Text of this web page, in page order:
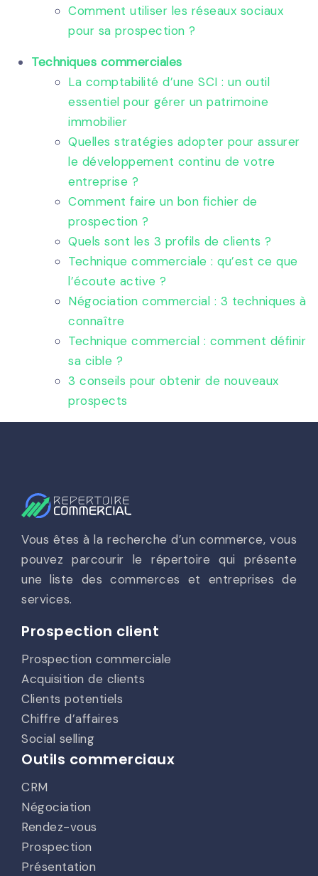
Comment utiliser les réseaux sociaux
pour sa prospection ?
Techniques commerciales
La comptabilité d’une SCI : un outil
essentiel pour gérer un patrimoine
immobilier
Quelles stratégies adopter pour assurer
le développement continu de votre
entreprise ?
Comment faire un bon fichier de
prospection ?
Quels sont les 3 profils de clients ?
Technique commerciale : qu’est ce que
l’écoute active ?
Négociation commercial : 3 techniques à
connaître
Technique commercial : comment définir
sa cible ?
3 conseils pour obtenir de nouveaux
prospects
Vous êtes à la recherche d’un commerce, vous
pouvez parcourir le répertoire qui présente
une liste des commerces et entreprises de
services.
Prospection client
Prospection commerciale
Acquisition de clients
Clients potentiels
Chiffre d’affaires
Social selling
Outils commerciaux
CRM
Négociation
Rendez-vous
Prospection
Présentation